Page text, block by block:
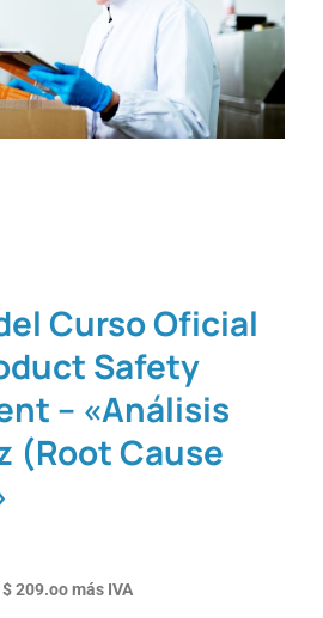
Curso Oficial
Safety
– «Análisis
(Root Cause
209.oo más IVA